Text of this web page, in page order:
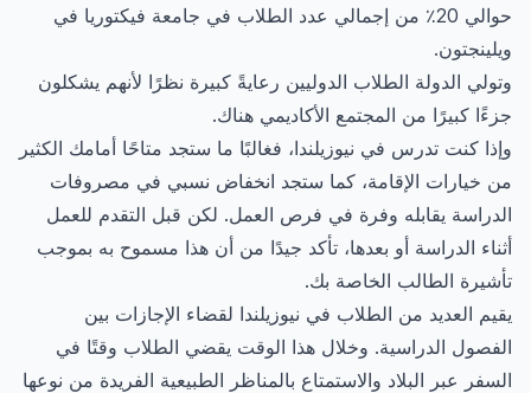
حوالي 20٪ من إجمالي عدد الطلاب في جامعة فيكتوريا في
ويلينجتون.
وتولي الدولة الطلاب الدوليين رعايةً كبيرة نظرًا لأنهم يشكلون
جزءًا كبيرًا من المجتمع الأكاديمي هناك.
وإذا كنت تدرس في نيوزيلندا، فغالبًا ما ستجد متاحًا أمامك الكثير
من خيارات الإقامة، كما ستجد انخفاض نسبي في مصروفات
الدراسة يقابله وفرة في فرص العمل. لكن قبل التقدم للعمل
أثناء الدراسة أو بعدها، تأكد جيدًا من أن هذا مسموح به بموجب
تأشيرة الطالب الخاصة بك.
يقيم العديد من الطلاب في نيوزيلندا لقضاء الإجازات بين
الفصول الدراسية. وخلال هذا الوقت يقضي الطلاب وقتًا في
السفر عبر البلاد والاستمتاع بالمناظر الطبيعية الفريدة من نوعها